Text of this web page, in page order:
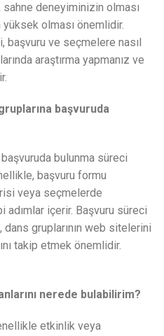
deneyiminizin olması
olması önemlidir.
başvuru ve seçmelere nasıl
araştırma yapmanız ve
başvuruda
bulunma süreci
başvuru formu
veya seçmelerde
içerir. Başvuru süreci
gruplarının web sitelerini
takip etmek önemlidir.
nerede bulabilirim?
etkinlik veya